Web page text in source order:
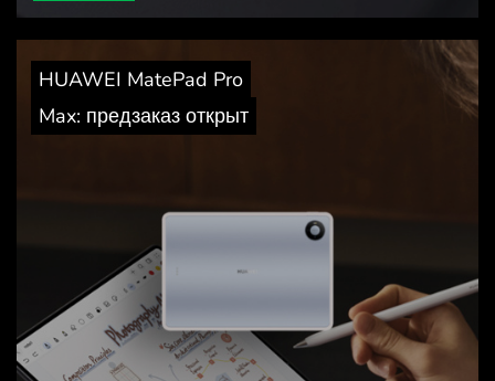
HUAWEI MatePad Pro
Max: предзаказ открыт